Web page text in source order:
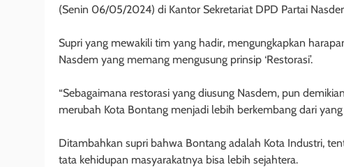
(Senin 06/05/2024) di Kantor Sekretariat DPD Partai
Supri yang mewakili tim yang hadir, mengungkapkan
Nasdem yang memang mengusung prinsip ‘Restorasi’.
“Sebagaimana restorasi yang diusung Nasdem, pun
merubah Kota Bontang menjadi lebih berkembang dari
Ditambahkan supri bahwa Bontang adalah Kota Industri,
tata kehidupan masyarakatnya bisa lebih sejahtera.